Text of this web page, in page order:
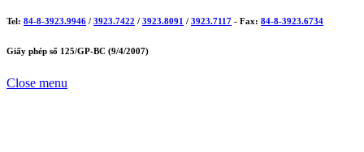
Tel: 84-8-3923.9946 / 3923.7422 / 3923.8091 / 3923.7117 - Fax: 84-8-3923.6734
Giấy phép số 125/GP-BC (9/4/2007)
Close menu